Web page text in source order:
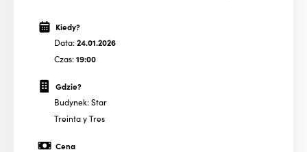
Kiedy?
Data:24.01.2026
Czas:19:00
Gdzie?
Budynek: Star
Treinta y Tres
Cena